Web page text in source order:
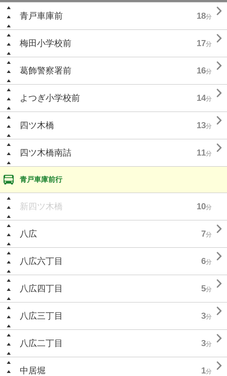
青戸車庫前 18分 
梅田小学校前 17分 
葛飾警察署前 16分 
よつぎ小学校前 14分 
四ツ木橋 13分 
四ツ木橋南詰 11分 
青戸車庫前行
新四ツ木橋 10分
八広 7分 
八広六丁目 6分 
八広四丁目 5分 
八広三丁目 3分 
八広二丁目 3分 
中居堀 1分 